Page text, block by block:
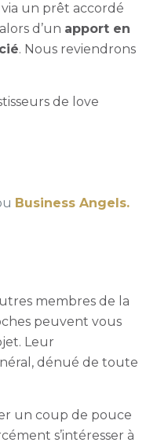
un prêt accordé
d’un apport en
. Nous reviendrons
de love
Business Angels.
membres de la
peuvent vous
Leur
dénué de toute
un coup de pouce
s’intéresser à